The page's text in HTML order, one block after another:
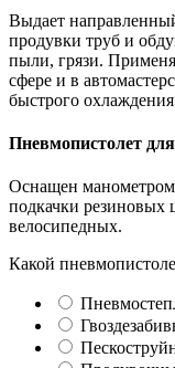
Выдает
продувки труб и
пыли, грязи.
сфере и в
быстрого
Пневмопистолет
Оснащен манометром
подкачки резиновых
велосипедных.
Какой